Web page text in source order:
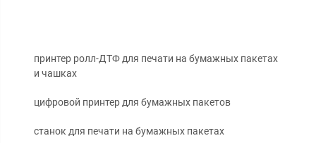
принтер ролл-ДТФ для печати на бумажных пакетах
и чашках
цифровой принтер для бумажных пакетов
станок для печати на бумажных пакетах